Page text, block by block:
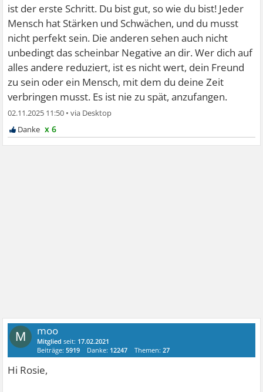
ist der erste Schritt. Du bist gut, so wie du bist! Jeder
Mensch hat Stärken und Schwächen, und du musst
nicht perfekt sein. Die anderen sehen auch nicht
unbedingt das scheinbar Negative an dir. Wer dich auf
alles andere reduziert, ist es nicht wert, dein Freund
zu sein oder ein Mensch, mit dem du deine Zeit
verbringen musst. Es ist nie zu spät, anzufangen.
02.11.2025 11:50 •
x 6
M moo
Mitglied seit: 17.02.2021
Beiträge:5919 Danke: 12247 Themen:27
Hi Rosie,